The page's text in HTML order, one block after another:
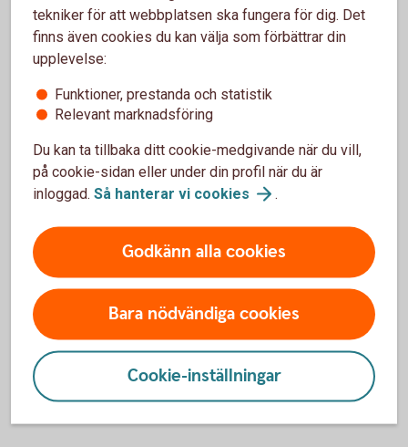
Skaffa ersättningskort
kortet och kommer att behållas av automaten
Du kan inte öppna upp ett som spärrats
Om detta skett så beställer du alltid ett nytt kort -
ett ersättningskort. Du får då behålla samma
PIN-kod som till föregående kort
Skaffaersättningskort
tekniker för att webbplatsen ska fungera för dig. Det
finns även cookies du kan välja som förbättrar din
upplevelse:
Funktioner, prestanda och statistik
Relevant marknadsföring
Du kan ta tillbaka ditt cookie-medgivande när du vill,
på cookie-sidan eller under din profil när du är
inloggad. Så hanterar vi cookies .
Godkänn alla cookies
Bara nödvändiga cookies
Cookie-inställningar